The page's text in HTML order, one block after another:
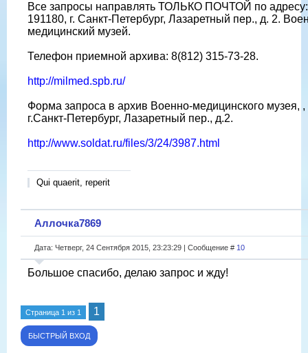
Все запросы направлять ТОЛЬКО ПОЧТОЙ по адресу:
191180, г. Санкт-Петербург, Лазаретный пер., д. 2.
медицинский музей.
Телефон приемной архива: 8(812) 315-73-28.
http://milmed.spb.ru/
Форма запроса в архив Военно-медицинского музея, ,
г.Санкт-Петербург, Лазаретный пер., д.2.
http://www.soldat.ru/files/3/24/3987.html
Qui quaerit, reperit
Аллочка7869
Дата: Четверг, 24 Сентября 2015, 23:23:29 | Сообщение # 10
Большое спасибо, делаю запрос и жду!
Страница 1 из 1 1